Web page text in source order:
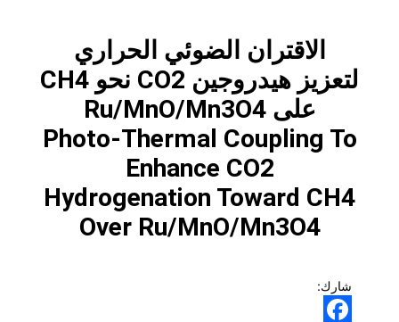
الاقتران الضوئي الحراري
لتعزيز هيدروجين CO2 نحو CH4
على Ru/MnO/Mn3O4
Photo-Thermal Coupling To
Enhance CO2
Hydrogenation Toward CH4
Over Ru/MnO/Mn3O4
شارك: